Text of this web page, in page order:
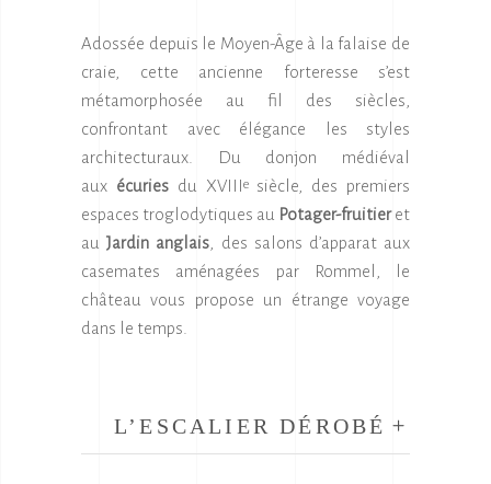
Adossée depuis le Moyen-Âge à la falaise de
craie, cette ancienne forteresse s’est
métamorphosée au fil des siècles,
confrontant avec élégance les styles
architecturaux. Du donjon médiéval
aux écuries du XVIIIe siècle, des premiers
espaces troglodytiques au Potager-fruitieret
auJardin anglais , des salons d’apparat aux
casemates aménagées par Rommel, le
château vous propose un étrange voyage
dans le temps.
L’ESCALIER DÉROBÉ